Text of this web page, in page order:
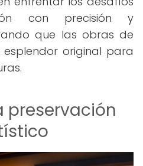
con precisión y
que las obras de
original para
preservación